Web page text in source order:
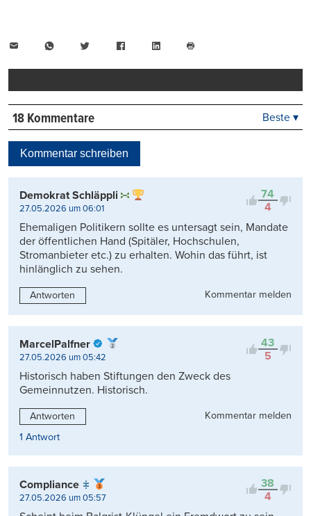
WhatsAppTwitter FacebookLinkedIn
drucken
18 Kommentare
Kontrovers
Beste ▾
Kommentar schreiben
74
4
Demokrat Schläppli
27.05.2026 um 06:01
Ehemaligen Politikern sollte es untersagt sein, Mandate
der öffentlichen Hand (Spitäler, Hochschulen,
Stromanbieter etc.) zu erhalten. Wohin das führt, ist
hinlänglich zu sehen.
Antworten Kommentar melden
43
5
MarcelPalfner
27.05.2026 um 05:42
Historisch haben Stiftungen den Zweck des
Gemeinnutzen. Historisch.
Antworten
Kommentar melden
1 Antwort
38
4
Compliance
27.05.2026 um 05:57